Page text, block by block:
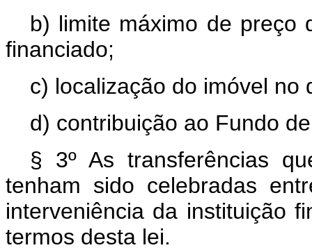
b) limite máximo de preço
financiado;
c) localização do imóvel no
d) contribuição ao Fundo
§ 3º As transferências
tenham sido celebradas
interveniência da instituição
termos desta lei.